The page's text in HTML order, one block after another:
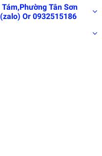
Tân Sơn
Or 0932515186